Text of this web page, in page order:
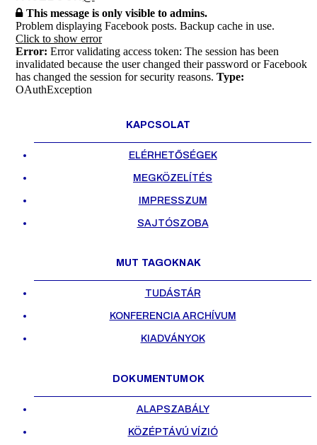
This message is only visible to admins.
Problem displaying Facebook posts. Backup cache in use.
Click to show error
Error: Error validating access token: The session has been
invalidated because the user changed their password or Facebook
has changed the session for security reasons. Type:
OAuthException
KAPCSOLAT
ELÉRHETŐSÉGEK
MEGKÖZELÍTÉS
IMPRESSZUM
SAJTÓSZOBA
MUT TAGOKNAK
TUDÁSTÁR
KONFERENCIA ARCHÍVUM
KIADVÁNYOK
DOKUMENTUMOK
ALAPSZABÁLY
KÖZÉPTÁVÚ VÍZIÓ